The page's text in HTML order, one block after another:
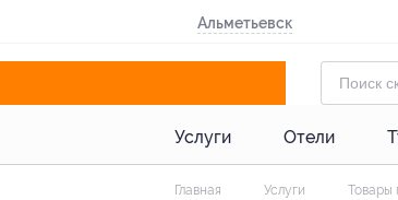
Альметьевск
Услуги Отели
Главная Услуги Товары